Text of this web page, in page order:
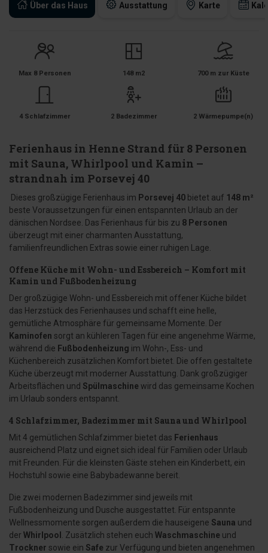
Über das Haus Ausstattung Karte
Max 8 Personen 148 m2 700 m zur Küste
4 Schlafzimmer 2 Badezimmer 2 Wärmepumpe(n)
Ferienhaus in Henne Strand für 8 Personen
mit Sauna, Whirlpool und Kamin –
strandnah im Porsevej 40
Dieses großzügige Ferienhaus im Porsevej 40 bietet auf 148 m²
beste Voraussetzungen für einen entspannten Urlaub an der
dänischen Nordsee. Das Ferienhaus für bis zu 8 Personen
überzeugt mit einer charmanten Ausstattung,
familienfreundlichen Extras sowie einer ruhigen Lage.
Offene Küche mit Wohn- und Essbereich – Komfort mit
Kamin und Fußbodenheizung
Der großzügige Wohn- und Essbereich mit offener Küche bildet
das Herzstück des Ferienhauses und schafft eine helle,
gemütliche Atmosphäre für gemeinsame Momente. Der
Kaminofen sorgt an kühleren Tagen für eine angenehme Wärme,
während die Fußbodenheizung im Wohn-, Ess- und
Küchenbereich zusätzlichen Komfort bietet. Die offen gestaltete
Küche überzeugt mit moderner Ausstattung. Dank großzügiger
Arbeitsflächen und Spülmaschine wird das gemeinsame Kochen
im Urlaub sonders entspannt.
4 Schlafzimmer, Badezimmer mit Sauna und Whirlpool
Mit 4 gemütlichen Schlafzimmer bietet das Ferienhaus
ausreichend Platz und eignet sich ideal für Familien oder Urlaub
mit Freunden. Für die kleinsten Gäste stehen ein Kinderbett, ein
Hochstuhl sowie eine Babybadewanne bereit.
Die zwei modernen Badezimmer sind jeweils mit
Fußbodenheizung und Dusche ausgestattet. Für entspannte
Wellnessmomente sorgen außerdem die hauseigene Sauna und
der Whirlpool . Zusätzlich stehen euch Waschmaschine und
Trockner sowie ein Safe zur Verfügung und bieten angenehmen